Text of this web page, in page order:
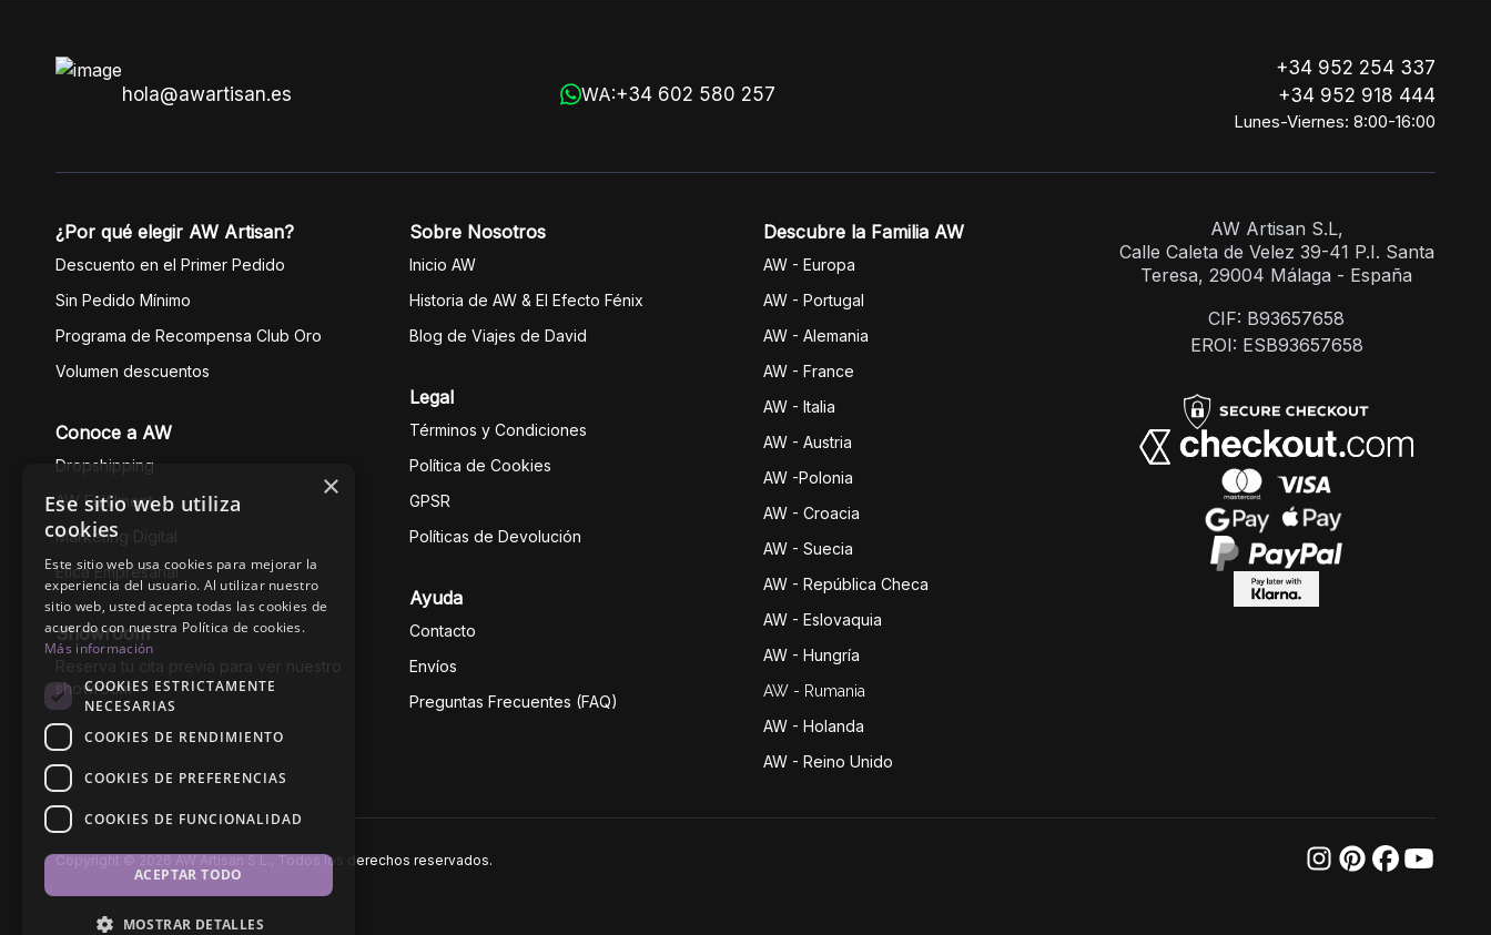
hola@awartisan.es WA:+34 602 580 257
+34 952 254 337
+34 952 918 444
Lunes-Viernes: 8:00-16:00
¿Por qué elegir AW Artisan?
Descuento en el Primer Pedido
Sin Pedido Mínimo
Programa de Recompensa Club Oro
Volumen descuentos
Conoce a AW
Dropshipping
AW Fulfilment
Marketing Digital
Ética Empresarial
Showroom
Reserva tu cita previa para ver nuestro
showroom
Sobre Nosotros
Inicio AW
Historia de AW & El Efecto Fénix
Blog de Viajes de David
Legal
Términos y Condiciones
Política de Cookies
GPSR
Políticas de Devolución
Ayuda
Contacto
Envíos
Preguntas Frecuentes (FAQ)
Descubre la Familia AW
AW - Europa
AW - Portugal
AW - Alemania
AW - France
AW - Italia
AW - Austria
AW -Polonia
AW - Croacia
AW - Suecia
AW - República Checa
AW - Eslovaquia
AW - Hungría
AW - Rumania
AW - Holanda
AW - Reino Unido
AW Artisan S.L,
Calle Caleta de Velez 39-41 P.I. Santa
Teresa, 29004 Málaga - España
CIF: B93657658
EROI: ESB93657658
Copyright © 2026 AW Artisan S.L., Todos los derechos reservados.
×
Ese sitio web utiliza
cookies
Este sitio web usa cookies para mejorar la
experiencia del usuario. Al utilizar nuestro
sitio web, usted acepta todas las cookies de
acuerdo con nuestra Política de cookies.
Más información
COOKIES ESTRICTAMENTE
NECESARIAS
COOKIES DE RENDIMIENTO
COOKIES DE PREFERENCIAS
COOKIES DE FUNCIONALIDAD
ACEPTAR TODO
MOSTRAR DETALLES